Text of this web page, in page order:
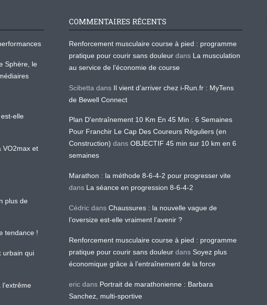
Sphère, le
elle
VO2max et
plus de
tendance !
urbain qui
COMMENTAIRES RÉCENTS
Renforcement musculaire course à pied : programme
pratique pour courir sans douleur dans La musculation
au service de l’économie de course
Scibetta dans Il vient d’arriver chez i-Run.fr : MyTens
de Bewell Connect
Plan D'entraînement 10 Km En 45 Min : 6 Semaines
Pour Franchir Le Cap Des Coureurs Réguliers (en
Construction) dans OBJECTIF 45 min sur 10 km en 6
semaines
Marathon : la méthode 8-6-4-2 pour progresser vite
dans La séance en progression 8-6-4-2
Cédric dans Chaussures : la nouvelle vague de
l’oversize est-elle vraiment l’avenir ?
Renforcement musculaire course à pied : programme
pratique pour courir sans douleur dans Soyez plus
économique grâce à l’entraînement de la force
eric dans Portrait de marathonienne : Barbara
Sanchez, multi-sportive